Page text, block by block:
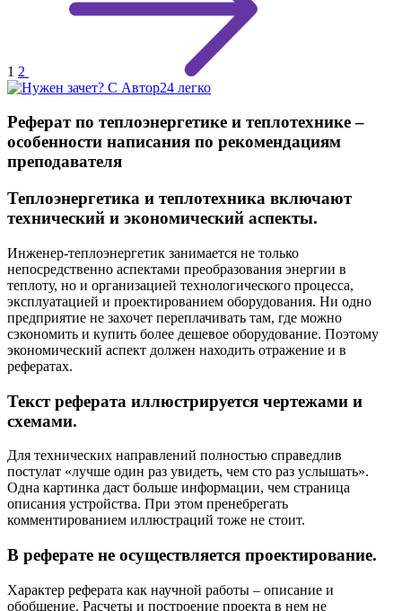
1 2
Реферат по теплоэнергетике и теплотехнике –
особенности написания по рекомендациям
преподавателя
Теплоэнергетика и теплотехника включают
технический и экономический аспекты.
Инженер-теплоэнергетик занимается не только
непосредственно аспектами преобразования энергии в
теплоту, но и организацией технологического процесса,
эксплуатацией и проектированием оборудования. Ни одно
предприятие не захочет переплачивать там, где можно
сэкономить и купить более дешевое оборудование. Поэтому
экономический аспект должен находить отражение и в
рефератах.
Текст реферата иллюстрируется чертежами и
схемами.
Для технических направлений полностью справедлив
постулат «лучше один раз увидеть, чем сто раз услышать».
Одна картинка даст больше информации, чем страница
описания устройства. При этом пренебрегать
комментированием иллюстраций тоже не стоит.
В реферате не осуществляется проектирование.
Характер реферата как научной работы – описание и
обобщение. Расчеты и построение проекта в нем не